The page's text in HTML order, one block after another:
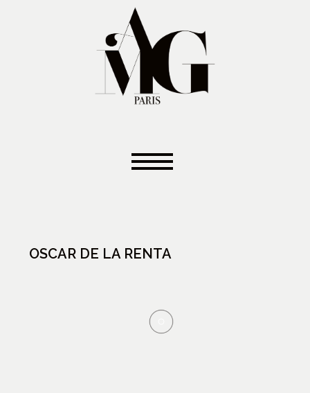
OSCAR DE LA RENTA